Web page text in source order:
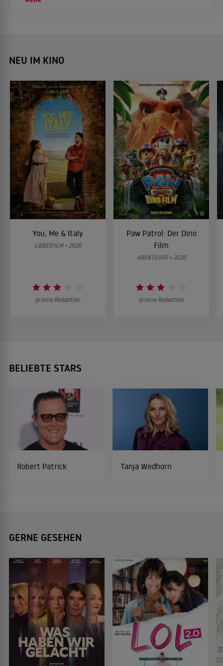
NEU IM KINO
You, Me & Italy
LIEBESFILM • 2026
prisma-Redaktion
Paw Patrol: Der Dino
Film
ABENTEUER • 2026
prisma-Redaktion
BELIEBTE STARS
Robert Patrick Tanja Wedhorn
GERNE GESEHEN